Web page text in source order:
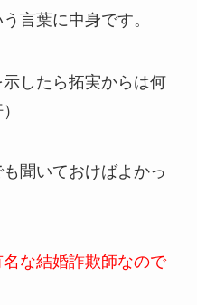
う言葉に中身です。
したら拓実からは何
聞いておけばよかっ
名な結婚詐欺師なので